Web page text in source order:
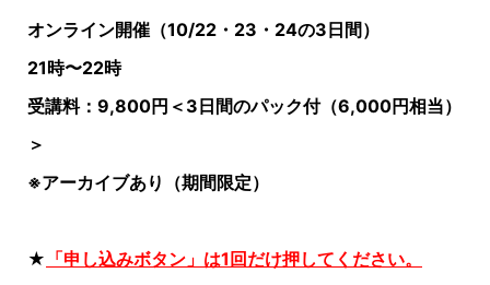
オンライン開催（10/22・23・24の3日間）
21時〜22時
受講料：9,800円＜3日間のパック付（6,000円相当）
＞
※アーカイブあり（期間限定）
★ 「申し込みボタン」は1回だけ押してください。